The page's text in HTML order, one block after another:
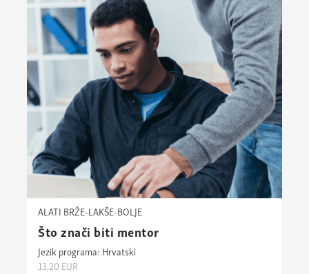
ALATI BRŽE-LAKŠE-BOLJE
Što znači biti mentor
Jezik programa: Hrvatski
13,20 EUR